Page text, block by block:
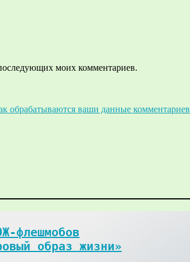
моих комментариев.
обрабатываются ваши данные комментариев
флешмобов
образ жизни»